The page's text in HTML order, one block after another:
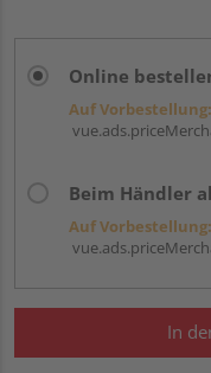
Online
Auf Vorbestellung:
Beim Händler
Auf Vorbestellung:
In